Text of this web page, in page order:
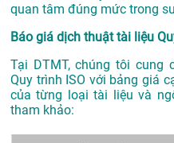
quan tâm đúng mức trong
Báo giá dịch thuật tài liệu
Tại DTMT, chúng tôi cung
Quy trình ISO với bảng giá
của từng loại tài liệu và
tham khảo: